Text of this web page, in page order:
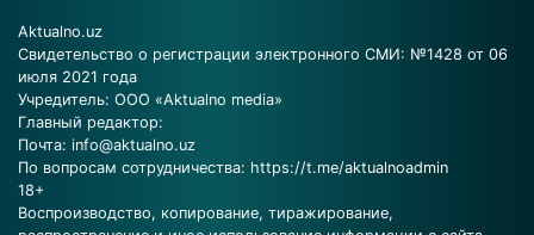
Aktualno.uz
Свидетельство о регистрации электронного СМИ: №1428 от 06
июля 2021 года
Учредитель: ООО «Aktualno media»
Главный редактор:
Почта: info@aktualno.uz
По вопросам сотрудничества: https://t.me/aktualnoadmin
18+
Воспроизводство, копирование, тиражирование,